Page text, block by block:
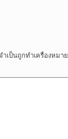
เป็นถูกทำเครื่องหมาย